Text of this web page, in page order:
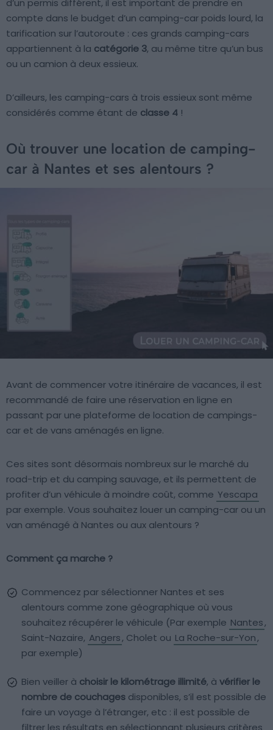
compte dans le budget d’un camping-car poids lourd, la
tarification sur l’autoroute : ces grands camping-cars
appartiennent à la catégorie 3, au même titre qu’un bus
ou un camion à deux essieux.
D’ailleurs, les camping-cars à trois essieux sont même
considérés comme étant de classe 4 !
Où trouver une location de camping-
car à Nantes et ses alentours ?
Avant de commencer votre itinéraire de vacances, il est
recommandé de faire une réservation en ligne en
passant par une plateforme de location de campings-
car et de vans aménagés en ligne.
Ces sites sont désormais nombreux sur le marché du
road-trip et du camping sauvage, et ils permettent de
profiter d’un véhicule à moindre coût, comme Yescapa
par exemple. Vous souhaitez louer un camping-car ou un
van aménagé à Nantes ou aux alentours ?
Comment ça marche ?
Commencez par sélectionner Nantes et ses
alentours comme zone géographique où vous
souhaitez récupérer le véhicule (Par exemple Nantes,
Saint-Nazaire, Angers, Cholet ou La Roche-sur-Yon,
par exemple)
Bien veiller à choisir le kilométrage illimité, à vérifier le
nombre de couchages disponibles, s’il est possible de
faire un voyage à l’étranger, etc : il est possible de
filtrer les résultats en sélectionnant plusieurs critères